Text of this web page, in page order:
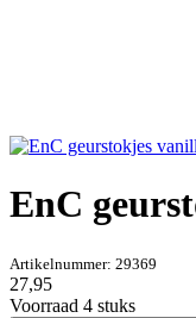
EnC
Artikelnummer: 29369
27,95
Voorraad 4 stuks